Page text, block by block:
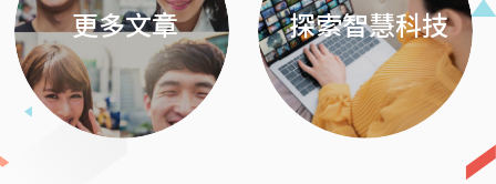
更多文章 探索智慧科技